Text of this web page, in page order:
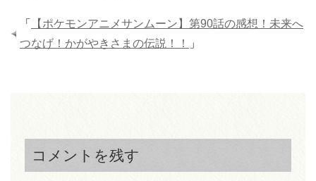
「
【ポケモンアニメサンムーン】第90話の感想！未来へ
つなげ！かがやきさまの伝説！！
」
コメントを残す